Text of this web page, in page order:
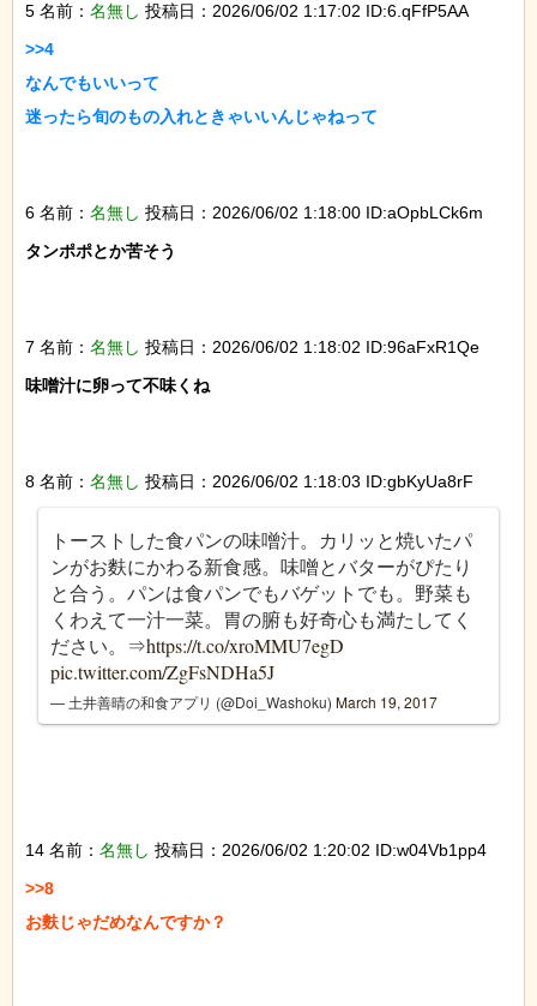
5 名前： 名無し 投稿日：2026/06/02 1:17:02 ID:6.qFfP5AA
>>4
なんでもいいって
迷ったら旬のもの入れときゃいいんじゃねって
6 名前： 名無し 投稿日：2026/06/02 1:18:00 ID:aOpbLCk6m
タンポポとか苦そう
7 名前： 名無し 投稿日：2026/06/02 1:18:02 ID:96aFxR1Qe
味噌汁に卵って不味くね
8 名前： 名無し 投稿日：2026/06/02 1:18:03 ID:gbKyUa8rF
トーストした食パンの味噌汁。カリッと焼いたパ
ンがお麩にかわる新食感。味噌とバターがぴたり
と合う。パンは食パンでもバゲットでも。野菜も
くわえて一汁一菜。胃の腑も好奇心も満たしてく
ださい。⇒https://t.co/xroMMU7egD
pic.twitter.com/ZgFsNDHa5J
— 土井善晴の和食アプリ (@Doi_Washoku) March 19, 2017
14 名前： 名無し 投稿日：2026/06/02 1:20:02 ID:w04Vb1pp4
>>8
お麩じゃだめなんですか？